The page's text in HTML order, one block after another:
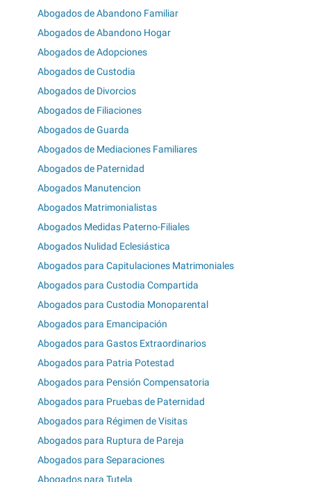
Abogados de Abandono Familiar
Abogados de Abandono Hogar
Abogados de Adopciones
Abogados de Custodia
Abogados de Divorcios
Abogados de Filiaciones
Abogados de Guarda
Abogados de Mediaciones Familiares
Abogados de Paternidad
Abogados Manutencion
Abogados Matrimonialistas
Abogados Medidas Paterno-Filiales
Abogados Nulidad Eclesiástica
Abogados para Capitulaciones Matrimoniales
Abogados para Custodia Compartida
Abogados para Custodia Monoparental
Abogados para Emancipación
Abogados para Gastos Extraordinarios
Abogados para Patria Potestad
Abogados para Pensión Compensatoria
Abogados para Pruebas de Paternidad
Abogados para Régimen de Visitas
Abogados para Ruptura de Pareja
Abogados para Separaciones
Abogados para Tutela